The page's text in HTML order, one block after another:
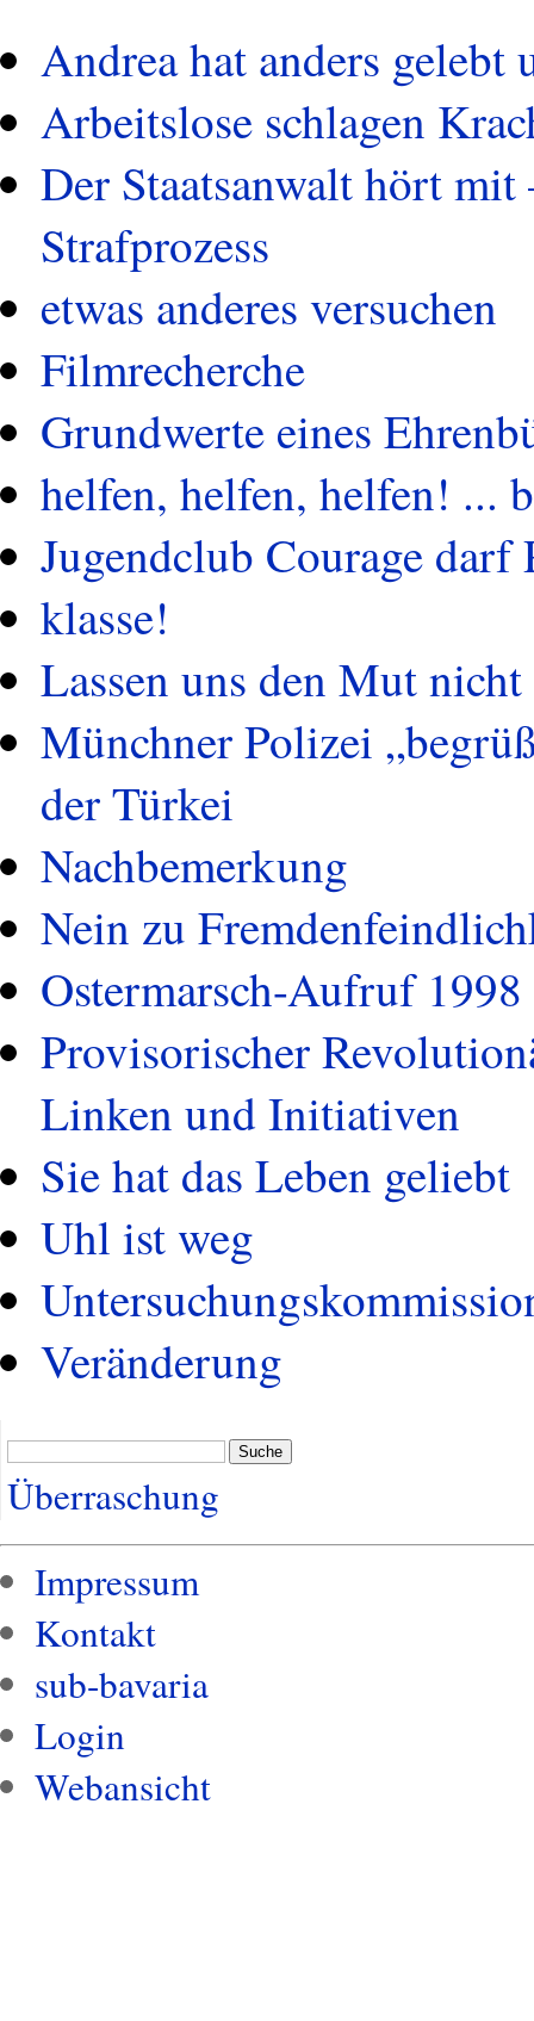
Andrea hat anders gelebt
Arbeitslose schlagen
Der Staatsanwalt hört
Strafprozess
etwas anderes versuchen
Filmrecherche
Grundwerte eines
helfen, helfen, helfen! ...
Jugendclub Courage darf
klasse!
Lassen uns den Mut nicht
Münchner Polizei
der Türkei
Nachbemerkung
Nein zu
Ostermarsch-Aufruf 1998
Provisorischer
Linken und Initiativen
Sie hat das Leben geliebt
Uhl ist weg
Veränderung
Suche
Überraschung
Impressum
Kontakt
sub-bavaria
Login
Webansicht